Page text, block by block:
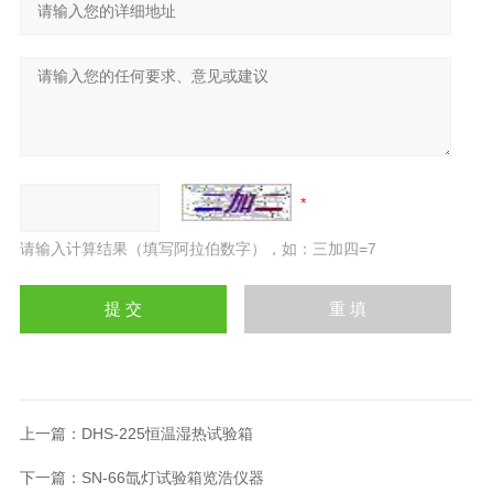
请输入计算结果（填写阿拉伯数字），如：三加四=7
上一篇： DHS-225恒温湿热试验箱
下一篇： SN-66氙灯试验箱览浩仪器